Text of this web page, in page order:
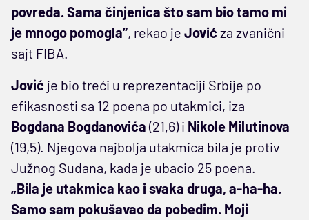
povreda. Sama činjenica što sam bio tamo mi
je mnogo pomogla”, rekao je Jović za zvanični
sajt FIBA.
Jović je bio treći u reprezentaciji Srbije po
efikasnosti sa 12 poena po utakmici, iza
Bogdana Bogdanovića (21,6) i Nikole Milutinova
(19,5). Njegova najbolja utakmica bila je protiv
Južnog Sudana, kada je ubacio 25 poena.
„Bila je utakmica kao i svaka druga, a-ha-ha.
Samo sam pokušavao da pobedim. Moji